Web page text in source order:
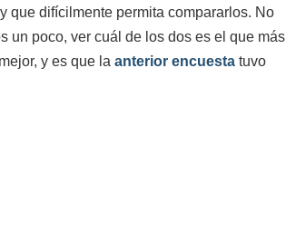
que difícilmente permita compararlos. No
un poco, ver cuál de los dos es el que más
y es que la anterior encuesta tuvo